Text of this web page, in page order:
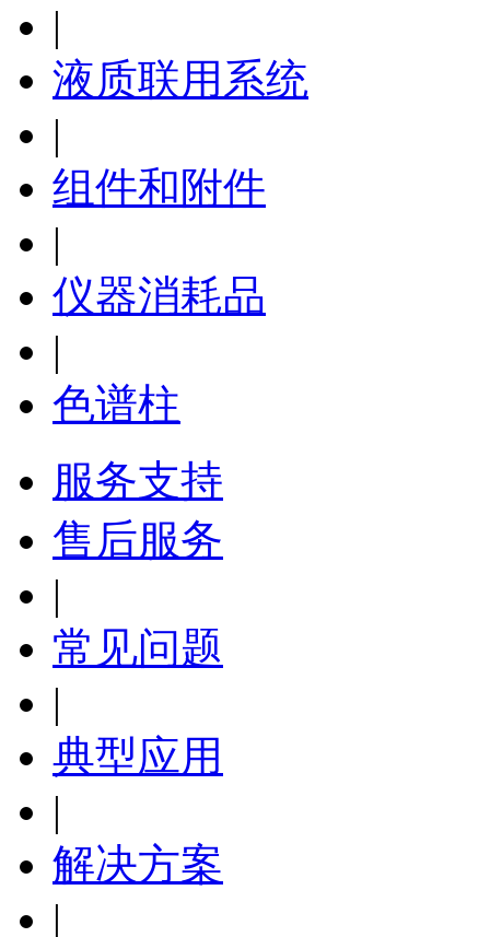
|
液质联用系统
|
组件和附件
|
仪器消耗品
|
色谱柱
服务支持
售后服务
|
常见问题
|
典型应用
|
解决方案
|